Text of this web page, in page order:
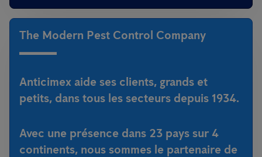
The Modern Pest Control Company
Anticimex aide ses clients, grands et
petits, dans tous les secteurs depuis 1934.
Avec une présence dans 23 pays sur 4
continents, nous sommes le partenaire de